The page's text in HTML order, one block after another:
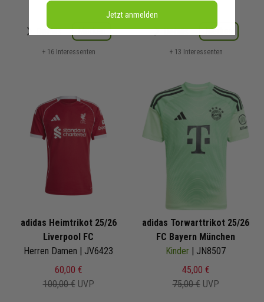
Details Merken
+ 16 Interessenten
Details Merken
+ 13 Interessenten
adidas Heimtrikot 25/26
Liverpool FC
Herren Damen | JV6423
60,00 €
100,00 € UVP
adidas Torwarttrikot 25/26
FC Bayern München
Kinder | JN8507
45,00 €
75,00 € UVP
Jetzt anmelden